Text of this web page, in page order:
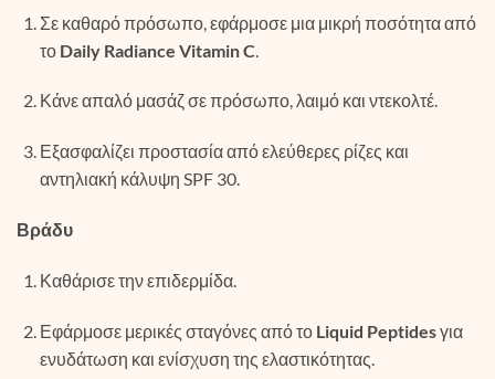
Σε καθαρό πρόσωπο, εφάρμοσε μια μικρή ποσότητα από
το Daily Radiance Vitamin C
Κάνε απαλό μασάζ σε πρόσωπο, λαιμό και ντεκολτέ.
Εξασφαλίζει προστασία από ελεύθερες ρίζες και
αντηλιακή κάλυψη SPF 30.
Βράδυ
Καθάρισε την επιδερμίδα.
Εφάρμοσε μερικές σταγόνες από το Liquid Peptidesγια
ενυδάτωση και ενίσχυση της ελαστικότητας.